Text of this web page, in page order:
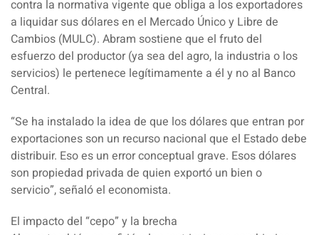
contra la normativa vigente que obliga a los exportadores
a liquidar sus dólares en el Mercado Único y Libre de
Cambios (MULC). Abram sostiene que el fruto del
esfuerzo del productor (ya sea del agro, la industria o los
servicios) le pertenece legítimamente a él y no al Banco
Central.
“Se ha instalado la idea de que los dólares que entran por
exportaciones son un recurso nacional que el Estado debe
distribuir. Eso es un error conceptual grave. Esos dólares
son propiedad privada de quien exportó un bien o
servicio”, señaló el economista.
El impacto del “cepo” y la brecha